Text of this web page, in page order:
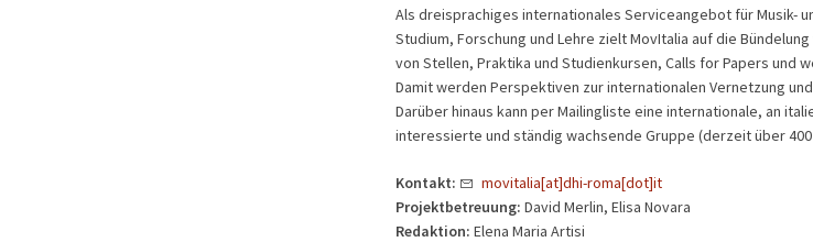
Als dreisprachiges internationales Serviceangebot für Musik-
Studium, Forschung und Lehre zielt MovItalia auf die
von Stellen, Praktika und Studienkursen, Calls for Papers und
Damit werden Perspektiven zur internationalen Vernetzung
Darüber hinaus kann per Mailingliste eine internationale, an
interessierte und ständig wachsende Gruppe (derzeit über
Kontakt:
movitalia[at]dhi-roma[dot]it
Projektbetreuung: David Merlin, Elisa Novara
Redaktion: Elena Maria Artisi